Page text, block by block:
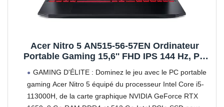
Acer Nitro 5 AN515-56-57EN Ordinateur
Portable Gaming 15,6'' FHD IPS 144 Hz, PC
Portable Gamer (Intel Core i5-11300H,
NVIDIA GeForce GTX 1650, RAM 8 Go,
512Go SSD, Windows 10) - Clavier AZERTY,
Noir
GAMING D'ÉLITE : Dominez le jeu avec le PC portable
gaming Acer Nitro 5 équipé du processeur Intel Core i5-
113000H, de la carte graphique NVIDIA GeForce RTX